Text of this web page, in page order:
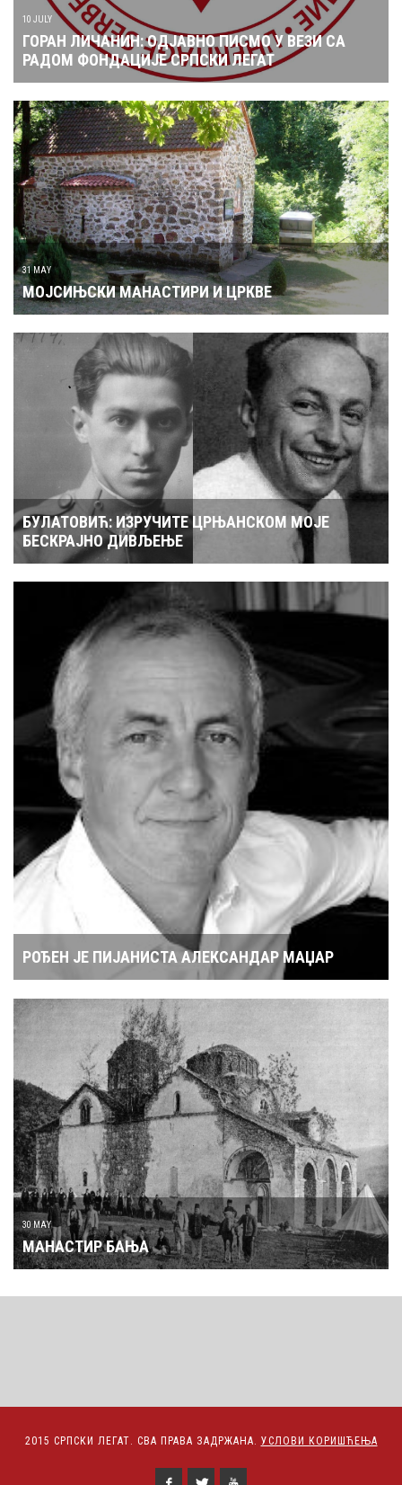
10 JULY
ГОРАН ЛИЧАНИН: ОДЈАВНО ПИСМО У ВЕЗИ СА
РАДОМ ФОНДАЦИЈЕ СРПСКИ ЛЕГАТ
31 MAY
МОЈСИЊСКИ МАНАСТИРИ И ЦРКВЕ
БУЛАТОВИЋ: ИЗРУЧИТЕ ЦРЊАНСКОМ МОЈЕ
БЕСКРАЈНО ДИВЉЕЊЕ
РОЂЕН ЈЕ ПИЈАНИСТА АЛЕКСАНДАР МАЏАР
30 MAY
МАНАСТИР БАЊА
2015 СРПСКИ ЛЕГАТ. СВА ПРАВА ЗАДРЖАНА. УСЛОВИ КОРИШЋЕЊА